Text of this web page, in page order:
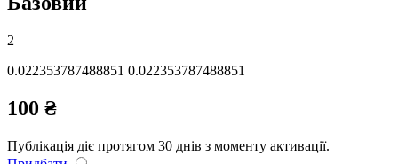
2
0.022353787488851 0.022353787488851
100 ₴
Публікація діє протягом 30 днів з моменту активації.